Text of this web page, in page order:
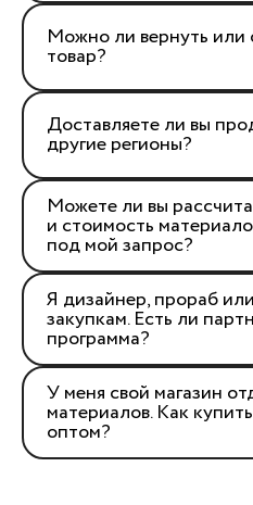
Можно ли вернуть или
товар?
Доставляете ли вы
другие регионы?
Можете ли вы
и стоимость
под мой запрос?
Я дизайнер, прораб
закупкам. Есть ли
программа?
У меня свой магазин
материалов. Как
оптом?